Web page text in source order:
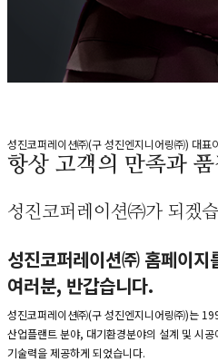
성진코퍼레이션㈜(구 성진엔지니어링㈜) 대표
항상 고객의 만족과
성진코퍼레이션㈜가 되겠
성진코퍼레이션㈜ 홈페이지
여러분, 반갑습니다.
성진코퍼레이션㈜(구 성진엔지니어링㈜)는
산업플랜트 분야, 대기환경분야의 설계 및 시
기술력을 제공하게 되었습니다.